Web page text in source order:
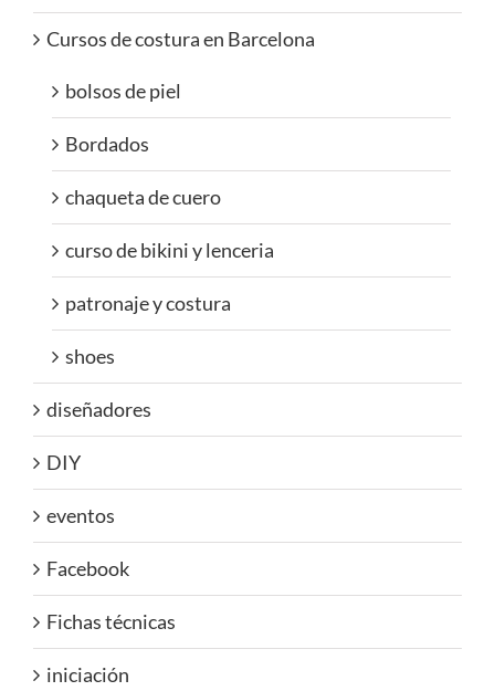
Cursos de costura en Barcelona
bolsos de piel
Bordados
chaqueta de cuero
curso de bikini y lenceria
patronaje y costura
shoes
diseñadores
DIY
eventos
Facebook
Fichas técnicas
iniciación